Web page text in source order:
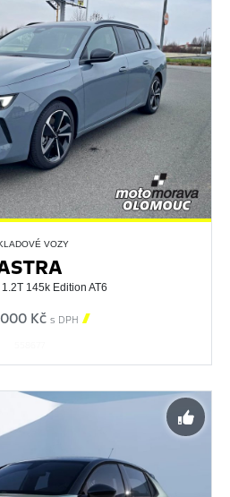
VOZY
145k Edition AT6
Kč s DPH 